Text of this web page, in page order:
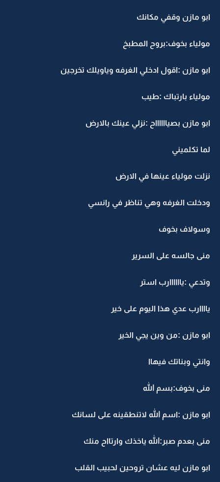
ابو مازن وقفي مكانك
مولياء بخوف:بروح المطبخ
ابو مازن :اقول ادخلي الغرفه وياويلك تخرجين
مولياء بارتباك :طيب
ابو مازن بصيااااااح :نزلي عينك بالارض
لما تكلميني
نزلت مولياء عينها في الارض
ودخلت الغرفه وهي تناظر في رانسي
وسولاف بخوف
منى جالسه على السرير
وتدعي :ياااااارب استر
ياااارب عدي هذا اليوم على خير
ابو مازن :من وين يجي الخير
وانتي وبناتك فيهاا
منى بخوف:بسم الله
ابو مازن :اسم الله لاتنطقينه على لسانك
منى بعدم صبر:الله ياخذك وارتااح منك
ابو مازن ليه عشان تروحين لحبيب القلب